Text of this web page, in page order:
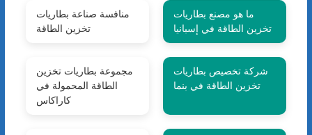
منافسة صناعة بطاريات
تخزين الطاقة
ما هو مصنع بطاريات
تخزين الطاقة في إسبانيا
مجموعة بطاريات تخزين
الطاقة المحمولة في
كاراكاس
شركة تخصيص بطاريات
تخزين الطاقة في بنما